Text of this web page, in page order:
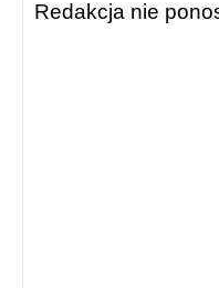
Redakcja nie